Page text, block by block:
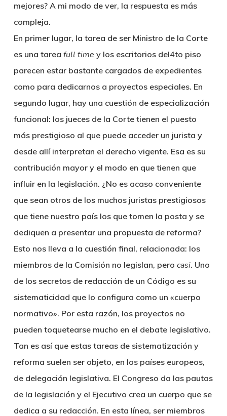
mejores? A mi modo de ver, la respuesta es más
compleja.
En primer lugar, la tarea de ser Ministro de la Corte
es una tarea full time y los escritorios del4to piso
parecen estar bastante cargados de expedientes
como para dedicarnos a proyectos especiales. En
segundo lugar, hay una cuestión de especialización
funcional: los jueces de la Corte tienen el puesto
más prestigioso al que puede acceder un jurista y
desde allí interpretan el derecho vigente. Esa es su
contribución mayor y el modo en que tienen que
influir en la legislación. ¿No es acaso conveniente
que sean otros de los muchos juristas prestigiosos
que tiene nuestro país los que tomen la posta y se
dediquen a presentar una propuesta de reforma?
Esto nos lleva a la cuestión final, relacionada: los
miembros de la Comisión no legislan, pero casi. Uno
de los secretos de redacción de un Código es su
sistematicidad que lo configura como un «cuerpo
normativo». Por esta razón, los proyectos no
pueden toquetearse mucho en el debate legislativo.
Tan es así que estas tareas de sistematización y
reforma suelen ser objeto, en los países europeos,
de delegación legislativa. El Congreso da las pautas
de la legislación y el Ejecutivo crea un cuerpo que se
dedica a su redacción. En esta línea, ser miembros